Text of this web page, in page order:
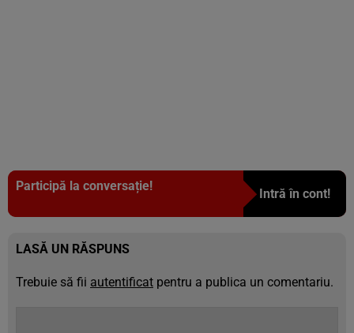
Participă la conversație!
Intră în cont!
LASĂ UN RĂSPUNS
Trebuie să fii autentificat pentru a publica un comentariu.